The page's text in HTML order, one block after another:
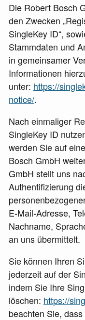
Die Robert Bosch
den Zwecken
SingleKey ID“,
Stammdaten und
in gemeinsamer
Informationen
unter: https://
notice/.
Nach einmaliger
SingleKey ID
werden Sie auf
Bosch GmbH
GmbH stellt uns
Authentifizierung
E-Mail-Adresse,
Nachname,
an uns übermittelt.
Sie können Ihren
jederzeit auf der
indem Sie Ihre
löschen: https://
beachten Sie,